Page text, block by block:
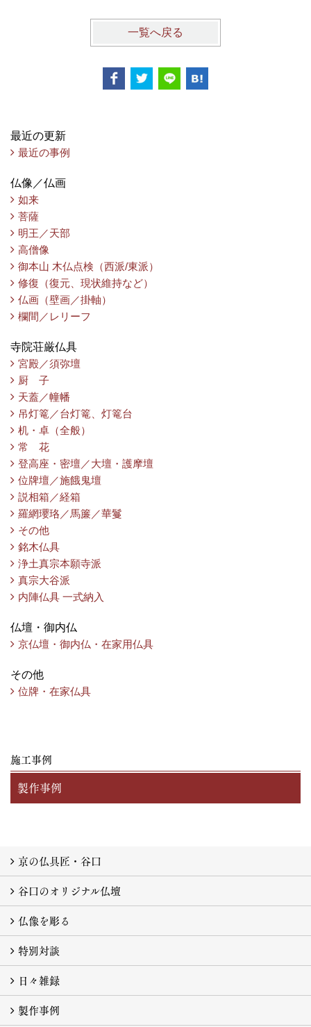
一覧へ戻る
最近の更新
最近の事例
仏像／仏画
如来
菩薩
明王／天部
高僧像
御本山 木仏点検（西派/東派）
修復（復元、現状維持など）
仏画（壁画／掛軸）
欄間／レリーフ
寺院荘厳仏具
宮殿／須弥壇
厨 子
天蓋／幢幡
吊灯篭／台灯篭、灯篭台
机・卓（全般）
常 花
登高座・密壇／大壇・護摩壇
位牌壇／施餓鬼壇
説相箱／経箱
羅網瓔珞／馬簾／華鬘
その他
銘木仏具
浄土真宗本願寺派
真宗大谷派
内陣仏具 一式納入
仏壇・御内仏
京仏壇・御内仏・在家用仏具
その他
位牌・在家仏具
施工事例
製作事例
京の仏具匠・谷口
京仏具とは
技の結晶
仏壇が完成に至るまで
生きている仏像
仏様の住まい
受け継がれるもの
谷口のオリジナル仏壇
仏像を彫る
仏像を彫る
特別対談
特別対談 蓮香寺 樋口誠順師 ×鶴島義和
日々雑録
日々雑録
製作事例